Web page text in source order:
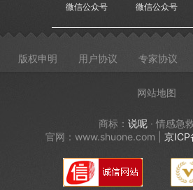
微信公众号 微信公众号
版权申明 用户协议 专家协议
网站地图
商标： 说呢 · 情感急
官网：www.shuone.com | 京